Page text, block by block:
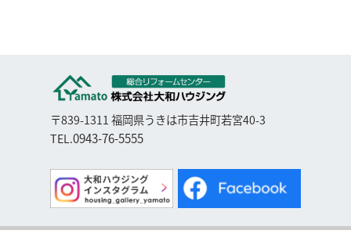
〒839-1311 福岡県うきは市吉井町若宮40-3
TEL.0943-76-5555